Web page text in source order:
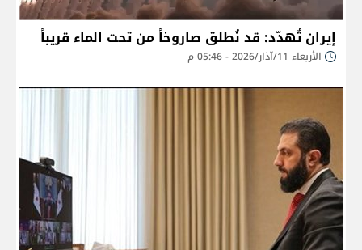
إيران تُهدّد: قد نُطلق صاروخاً من تحت الماء قريباً
الأربعاء 11/آذار/2026 - 05:46 م